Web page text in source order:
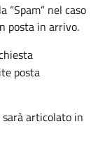
nel caso
posta in arrivo.
posta
sarà articolato in